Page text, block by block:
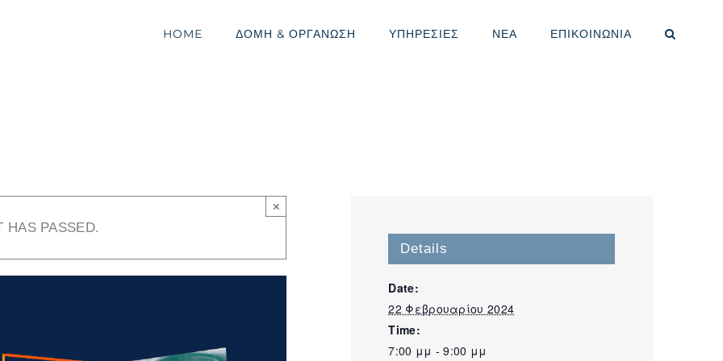
HOME ΔΟΜΗ & ΟΡΓΑΝΩΣΗ ΥΠΗΡΕΣΙΕΣ ΝΕΑ ΕΠΙΚΟΙΝΩΝΙΑ
HAS PASSED.
×
Details
Date:
22 Φεβρουαρίου 2024
Time:
7:00 μμ - 9:00 μμ